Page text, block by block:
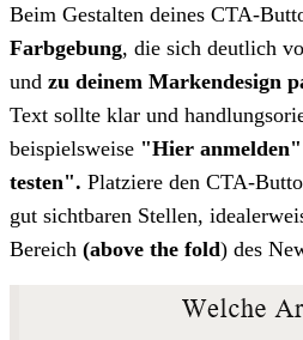
Beim Gestalten deines CTA-
Farbgebung, die sich deutlich
und zu deinem Markendesign
Text sollte klar und
beispielsweise "Hier anmelden"
testen". Platziere den CTA-
gut sichtbaren Stellen,
Bereich (above the fold) des